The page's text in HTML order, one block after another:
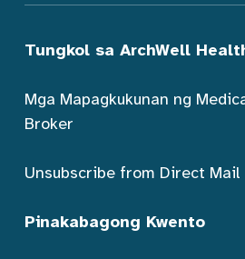
Tungkol sa ArchWell
Mga Mapagkukunan ng
Broker
Unsubscribe from Direct Mail
Pinakabagong Kwento